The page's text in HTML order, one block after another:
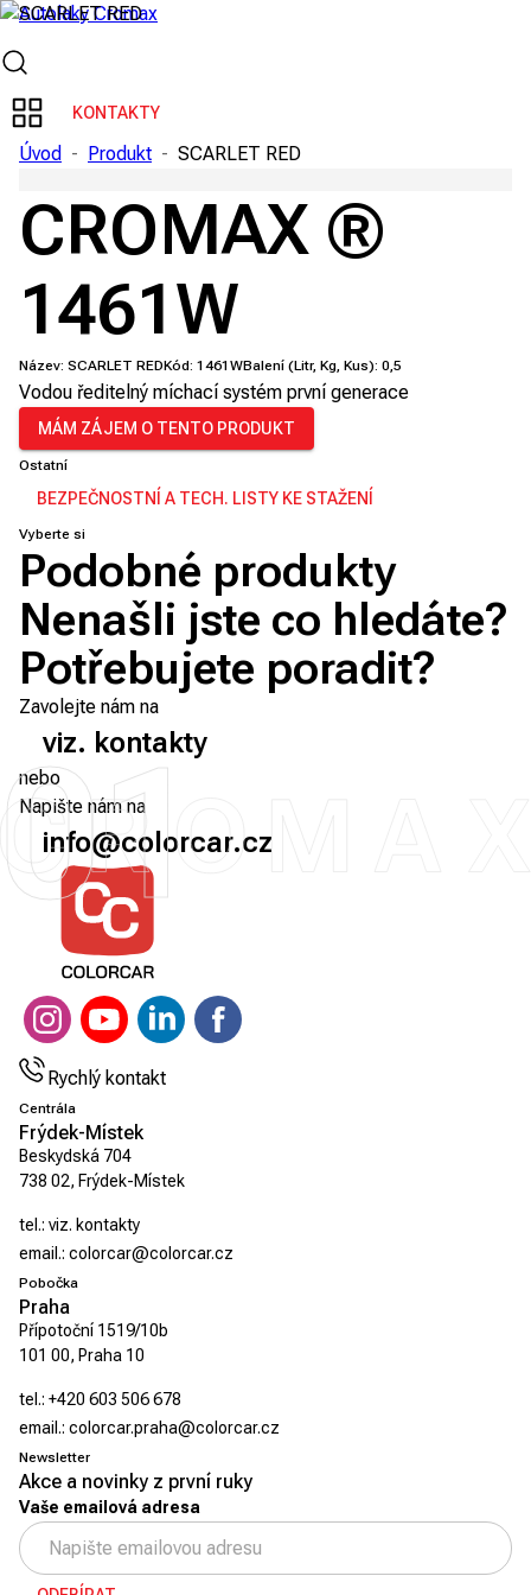
KONTAKTY
Úvod - Produkt - SCARLET RED
CROMAX ®
1461W
Název: SCARLET REDKód: 1461WBalení (Litr, Kg, Kus): 0,5
Vodou ředitelný míchací systém první generace
MÁM ZÁJEM O TENTO PRODUKT
Ostatní
BEZPEČNOSTNÍ A TECH. LISTY KE STAŽENÍ
01
Vyberte si
Podobné produkty
Nenašli jste co hledáte?
Potřebujete poradit?
Zavolejte nám na
viz. kontakty
nebo
Napište nám na
info@colorcar.cz
Rychlý kontakt
Centrála
Frýdek-Místek
Beskydská 704
738 02, Frýdek-Místek
tel.: viz. kontakty
email.: colorcar@colorcar.cz
Pobočka
Praha
Přípotoční 1519/10b
101 00, Praha 10
tel.: +420 603 506 678
email.: colorcar.praha@colorcar.cz
Newsletter
Akce a novinky z první ruky
Vaše emailová adresa